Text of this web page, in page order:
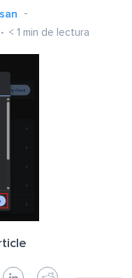
< 1 min de lectura